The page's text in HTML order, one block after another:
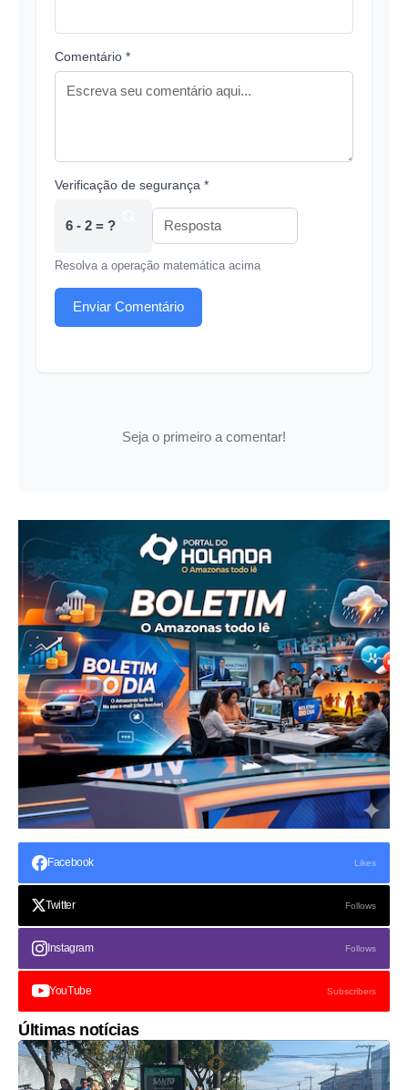
Comentário *
Verificação de segurança *
6 - 2 = ?
Resolva a operação matemática acima
Enviar Comentário
Seja o primeiro a comentar!
Facebook Likes
Twitter Follows
Instagram Follows
YouTube Subscribers
Últimas notícias